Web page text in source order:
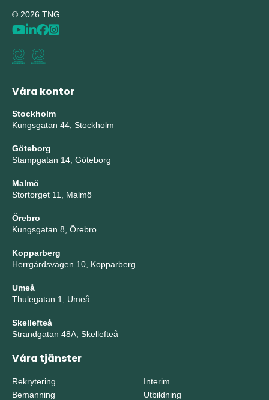
© 2026 TNG
Våra kontor
Stockholm
Kungsgatan 44, Stockholm
Göteborg
Stampgatan 14, Göteborg
Malmö
Stortorget 11, Malmö
Örebro
Kungsgatan 8, Örebro
Kopparberg
Herrgårdsvägen 10, Kopparberg
Umeå
Thulegatan 1, Umeå
Skellefteå
Strandgatan 48A, Skellefteå
Våra tjänster
Rekrytering
Bemanning
Interim
Utbildning